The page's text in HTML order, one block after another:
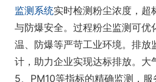
监测系统实时检测粉尘浓度，超
与防爆安全。过程粉尘监测可优
温、防爆等严苛工业环境。排放
计，助力企业实现达标排放。大
5、PM10等指标的精确监测，